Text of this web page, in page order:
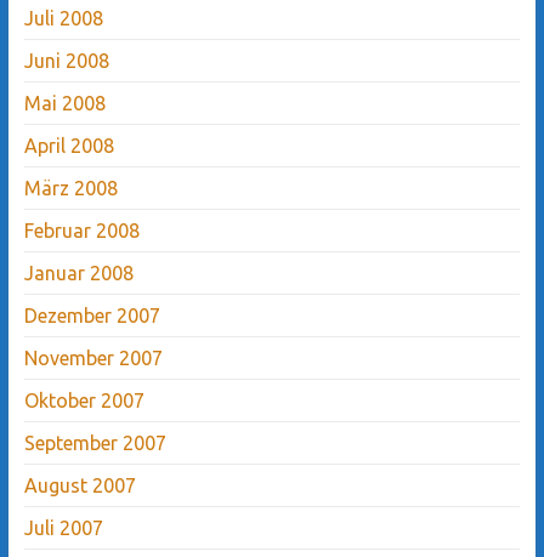
Juli 2008
Juni 2008
Mai 2008
April 2008
März 2008
Februar 2008
Januar 2008
Dezember 2007
November 2007
Oktober 2007
September 2007
August 2007
Juli 2007